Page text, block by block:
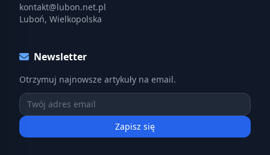
kontakt@lubon.net.pl
Luboń, Wielkopolska
Newsletter
Otrzymuj najnowsze artykuły na email.
Zapisz się